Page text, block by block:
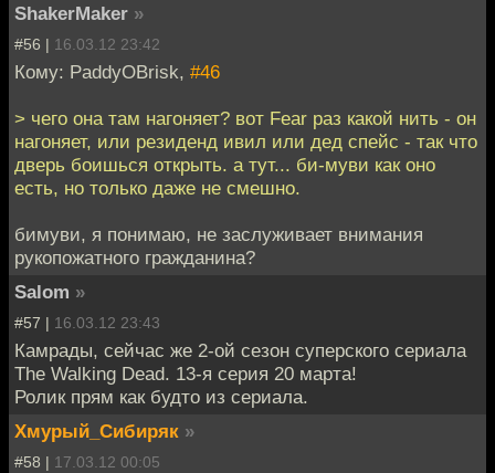
ShakerMaker »
#56 | 16.03.12 23:42
Кому: PaddyOBrisk, #46
> чего она там нагоняет? вот Fear раз какой нить - он
нагоняет, или резиденд ивил или дед спейс - так что
дверь боишься открыть. а тут... би-муви как оно
есть, но только даже не смешно.
бимуви, я понимаю, не заслуживает внимания
рукопожатного гражданина?
Salom »
#57 | 16.03.12 23:43
Камрады, сейчас же 2-ой сезон суперского сериала
The Walking Dead. 13-я серия 20 марта!
Ролик прям как будто из сериала.
Хмурый_Сибиряк »
#58 | 17.03.12 00:05